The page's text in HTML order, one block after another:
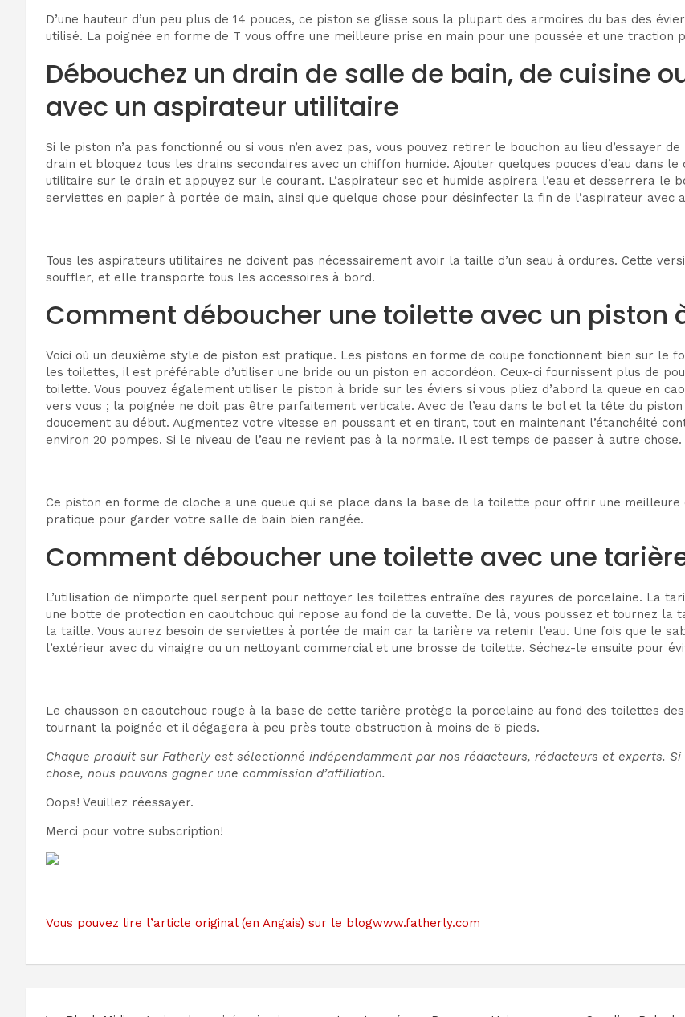
D’une hauteur d’un peu plus de 14 pouces, ce piston se glisse sous la plupart des armoires du bas des
utilisé. La poignée en forme de T vous offre une meilleure prise en main pour une poussée et une traction
Débouchez un drain de salle de bain, de cuisine
avec un aspirateur utilitaire
Si le piston n’a pas fonctionné ou si vous n’en avez pas, vous pouvez retirer le bouchon au lieu d’essayer
drain et bloquez tous les drains secondaires avec un chiffon humide. Ajouter quelques pouces d’eau dans
utilitaire sur le drain et appuyez sur le courant. L’aspirateur sec et humide aspirera l’eau et desserrera le
serviettes en papier à portée de main, ainsi que quelque chose pour désinfecter la fin de l’aspirateur avec
Tous les aspirateurs utilitaires ne doivent pas nécessairement avoir la taille d’un seau à ordures. Cette
souffler, et elle transporte tous les accessoires à bord.
Comment déboucher une toilette avec un piston
Voici où un deuxième style de piston est pratique. Les pistons en forme de coupe fonctionnent bien sur le
les toilettes, il est préférable d’utiliser une bride ou un piston en accordéon. Ceux-ci fournissent plus de
toilette. Vous pouvez également utiliser le piston à bride sur les éviers si vous pliez d’abord la queue en
vers vous ; la poignée ne doit pas être parfaitement verticale. Avec de l’eau dans le bol et la tête du
doucement au début. Augmentez votre vitesse en poussant et en tirant, tout en maintenant l’étanchéité
environ 20 pompes. Si le niveau de l’eau ne revient pas à la normale. Il est temps de passer à autre chose.
Ce piston en forme de cloche a une queue qui se place dans la base de la toilette pour offrir une
pratique pour garder votre salle de bain bien rangée.
Comment déboucher une toilette avec une
L’utilisation de n’importe quel serpent pour nettoyer les toilettes entraîne des rayures de porcelaine. La
une botte de protection en caoutchouc qui repose au fond de la cuvette. De là, vous poussez et tournez la
la taille. Vous aurez besoin de serviettes à portée de main car la tarière va retenir l’eau. Une fois que le
l’extérieur avec du vinaigre ou un nettoyant commercial et une brosse de toilette. Séchez-le ensuite pour
Le chausson en caoutchouc rouge à la base de cette tarière protège la porcelaine au fond des toilettes
tournant la poignée et il dégagera à peu près toute obstruction à moins de 6 pieds.
Chaque produit sur Fatherly est sélectionné indépendamment par nos rédacteurs, rédacteurs et experts.
chose, nous pouvons gagner une commission d’affiliation.
Oops! Veuillez réessayer.
Merci pour votre subscription!
Vous pouvez lire l’article original (en Angais) sur le blogwww.fatherly.com